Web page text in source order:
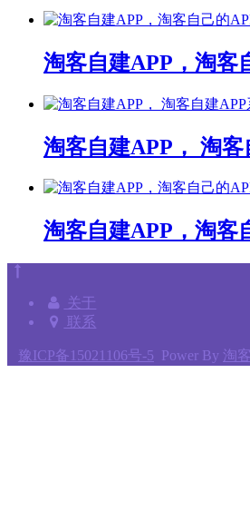
淘客自建APP，淘客
淘客自建APP， 淘
淘客自建APP，淘客
关于
联系
豫ICP备15021106号-5 Power By 淘